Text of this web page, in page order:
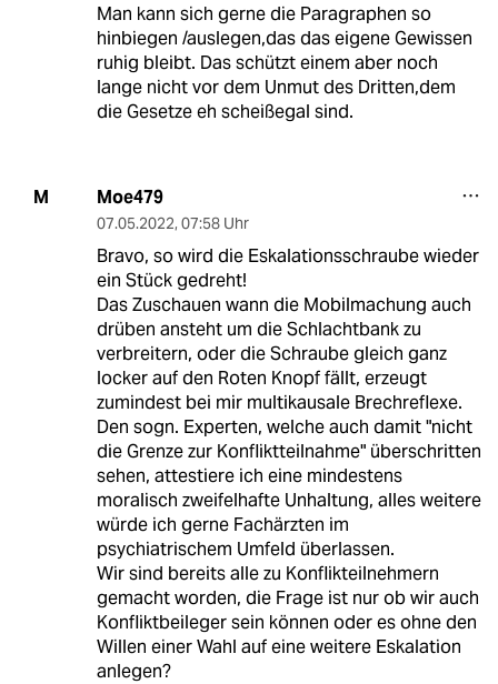
Man kann sich gerne die Paragraphen so
hinbiegen /auslegen,das das eigene Gewissen
ruhig bleibt. Das schützt einem aber noch
lange nicht vor dem Unmut des Dritten,dem
die Gesetze eh scheißegal sind.
M Moe479
07.05.2022, 07:58 Uhr
Bravo, so wird die Eskalationsschraube wieder
ein Stück gedreht!
Das Zuschauen wann die Mobilmachung auch
drüben ansteht um die Schlachtbank zu
verbreitern, oder die Schraube gleich ganz
locker auf den Roten Knopf fällt, erzeugt
zumindest bei mir multikausale Brechreflexe.
Den sogn. Experten, welche auch damit "nicht
die Grenze zur Konfliktteilnahme" überschritten
sehen, attestiere ich eine mindestens
moralisch zweifelhafte Unhaltung, alles weitere
würde ich gerne Fachärzten im
psychiatrischem Umfeld überlassen.
Wir sind bereits alle zu Konflikteilnehmern
gemacht worden, die Frage ist nur ob wir auch
Konfliktbeileger sein können oder es ohne den
Willen einer Wahl auf eine weitere Eskalation
anlegen?